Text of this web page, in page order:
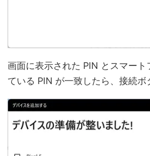
画面に表示された PIN とスマー
ている PIN が一致したら、接続ボ